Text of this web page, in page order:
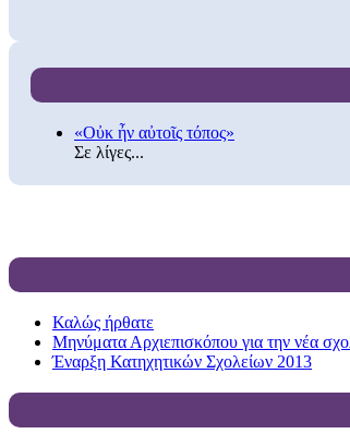
«Οὐκ ἦν αὐτοῖς τόπος»
Σε λίγες...
Καλώς ήρθατε
Μηνύματα Αρχιεπισκόπου για την νέα
Έναρξη Κατηχητικών Σχολείων 2013